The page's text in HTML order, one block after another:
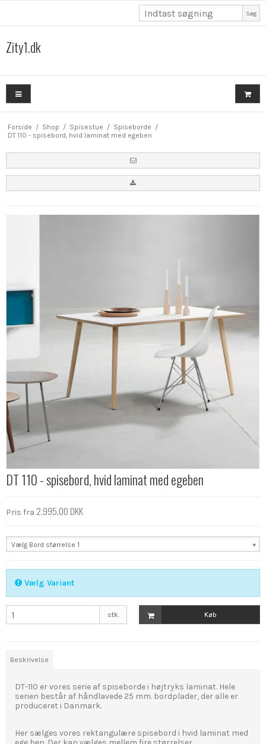
Søg
Zity1.dk
Forside / Shop / Spisestue / Spiseborde /
DT 110 - spisebord, hvid laminat med egeben
DT 110 - spisebord, hvid laminat med egeben
Pris fra 2.995,00 DKK
Vælg Bord størrelse 1
Vælg Variant
stk. Køb
Beskrivelse
DT-110 er vores serie af spiseborde i højtryks laminat. Hele
serien består af håndlavede 25 mm. bordplader, der alle er
produceret i Danmark.
Her sælges vores rektangulære spisebord i hvid laminat med